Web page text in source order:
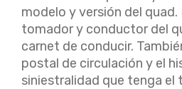
modelo y versión del quad.
tomador y conductor del
carnet de conducir.
postal de circulación y el
siniestralidad que tenga el